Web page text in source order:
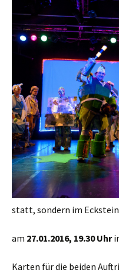
statt, sondern im
am 27.01.2016, 19.30 Uhr
Karten für die beiden